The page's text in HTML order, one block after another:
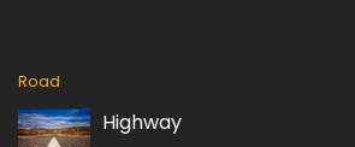
Road
Highway